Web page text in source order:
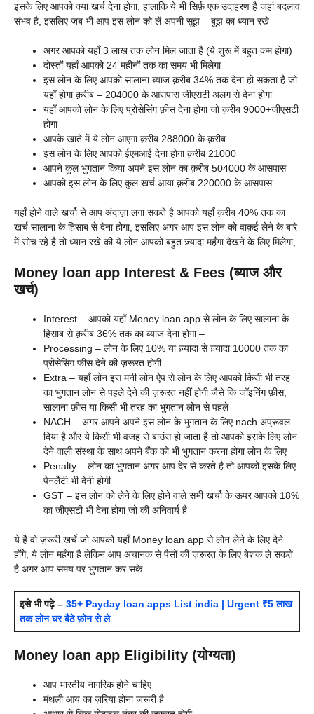
इसके लिए आपको क्या खर्च देना होगा, हालाकि ये भी सिर्फ़ एक उदाहरण है जहां बदलाव
संभव है, इसलिए जब भी आप इस लोन को लें अपनी सूझ – बुझ का ध्यान रखे –
अगर आपको यहाँ 3 लाख तक लोन मिल जाता है (ये शुरू में बहुत कम होगा)
दोस्तों यहाँ आपको 24 महीनों तक का समय भी मिलेगा
इस लोन के लिए आपको सालाना ब्याज क़रीब 34% तक देना हो सकता है जो
यहाँ होगा क़रीब – 204000 के आसपास जीएसटी अलग से देना होगा
यहाँ आपको लोन के लिए प्रोसेसिंग फ़ीस देना होगा जो क़रीब 9000+जीएसटी
होगा
आपके खाते में ये लोन आएगा क़रीब 288000 के क़रीब
इस लोन के लिए आपको ईएमआई देना होगा क़रीब 21000
आपने कुल भुगतान किया अपने इस लोन का क़रीब 504000 के आसपास
आपको इस लोन के लिए कुल खर्च आया क़रीब 220000 के आसपास
यहाँ होने वाले खर्चो से आप अंदाज़ा लगा सकते है आपको यहाँ क़रीब 40% तक का
खर्च सालाना के हिसाब से देना होगा, इसलिए अगर आप इस लोन को वाक़ई लेने के बारे
में सोच रहे है तो ध्यान रखे की ये लोन आपको बहुत ज़्यादा महँगा देखने के लिए मिलेगा,
Money loan app Interest & Fees (ब्याज और
खर्च)
Interest – आपको यहाँ Money loan app से लोन के लिए सालाना के
हिसाब से क़रीब 36% तक का ब्याज देना होगा –
Processing – लोन के लिए 10% या ज़्यादा से ज़्यादा 10000 तक का
प्रोसेसिंग फ़ीस देने की ज़रूरत होगी
Extra – यहाँ लोन इस मनी लोन ऐप से लोन के लिए आपको किसी भी तरह
का भुगतान लोन से पहले देने की ज़रूरत नहीं होगी जैसे कि जॉइनिंग फ़ीस,
सालाना फ़ीस या किसी भी तरह का भुगतान लोन से पहले
NACH – अगर आपने अपने इस लोन के भुगतान के लिए nach अप्रूवल
दिया है और ये किसी भी वजह से बाउंस हो जाता है तो आपको इसके लिए लोन
देने वाली संस्था के साथ अपने बैंक को भी भुगतान करना होगा लोन के लिए
Penalty – लोन का भुगतान अगर आप देर से करते है तो आपको इसके लिए
पेनलैटी भी देनी होगी
GST – इस लोन को लेने के लिए होने वाले सभी खर्चो के ऊपर आपको 18%
का जीएसटी भी देना होगा जो की अनिवार्य है
ये है वो ज़रूरी खर्चे जो आपको यहाँ Money loan app से लोन लेने के लिए देने
होंगे, ये लोन महँगा है लेकिन आप अचानक से पैसों की ज़रूरत के लिए बेशक ले सकते
है अगर आप समय पर भुगतान कर सके –
इसे भी पढ़े – 35+ Payday loan apps List india | Urgent ₹5 लाख
तक लोन घर बैठे फ़ोन से ले
Money loan app Eligibility (योग्यता)
आप भारतीय नागरिक होने चाहिए
मंथली आय का ज़रिया होना ज़रूरी है